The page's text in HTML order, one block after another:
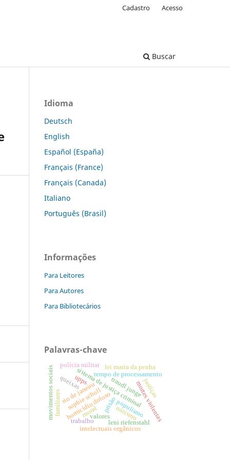
Buscar
Cadastro Acesso
Idioma
Deutsch
English
Español (España)
Français (France)
Français (Canada)
Italiano
Português (Brasil)
Informações
Para Leitores
Para Autores
Para Bibliotecários
Palavras-chave
sistema de justiça criminal
tempo de processamento
homicídio doloso
moral nazismo
traudl junge
sophie scholl
leni riefenstahl
rio de janeiro
polícia militar
intelectuais orgânicos
upps
queixas
lei maria da penha
mortes violentas
familiares
justiças
valores
movimentos sociais prisãopopulismo
trabalho